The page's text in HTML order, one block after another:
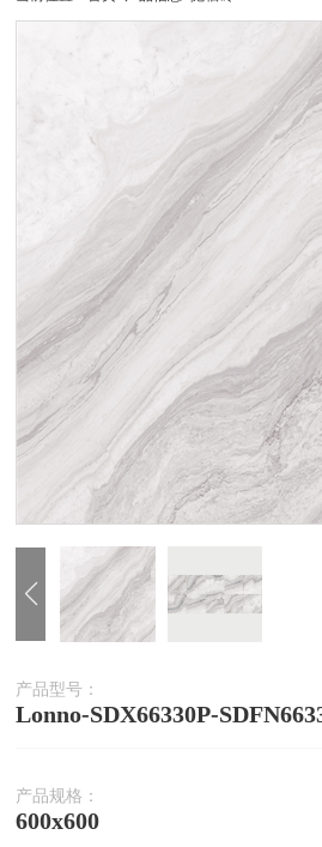
产品型号：
Lonno-SDX66330P-
产品规格：
600x600